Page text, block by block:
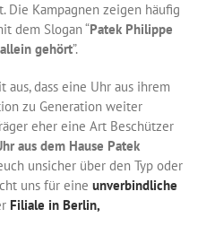
Die Kampagnen zeigen häufig
dem Slogan “Patek Philippe
gehört”.
aus, dass eine Uhr aus ihrem
zu Generation weiter
eher eine Art Beschützer
aus dem Hause Patek
unsicher über den Typ oder
uns für eine unverbindliche
Filiale in Berlin,